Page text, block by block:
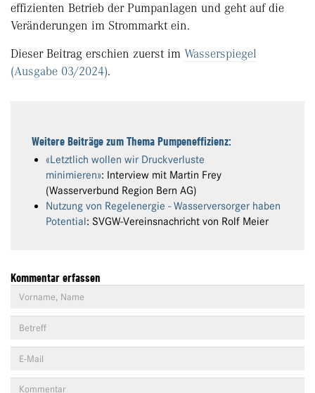
effizienten Betrieb der Pumpanlagen und geht auf die
Veränderungen im Strommarkt ein.
Dieser Beitrag erschien zuerst im Wasserspiegel
(Ausgabe 03/2024).
Weitere Beiträge zum Thema Pumpeneffizienz:
«Letztlich wollen wir Druckverluste
minimieren»: Interview mit Martin Frey
(Wasserverbund Region Bern AG)
Nutzung von Regelenergie - Wasserversorger haben
Potential: SVGW-Vereinsnachricht von Rolf Meier
Kommentar erfassen